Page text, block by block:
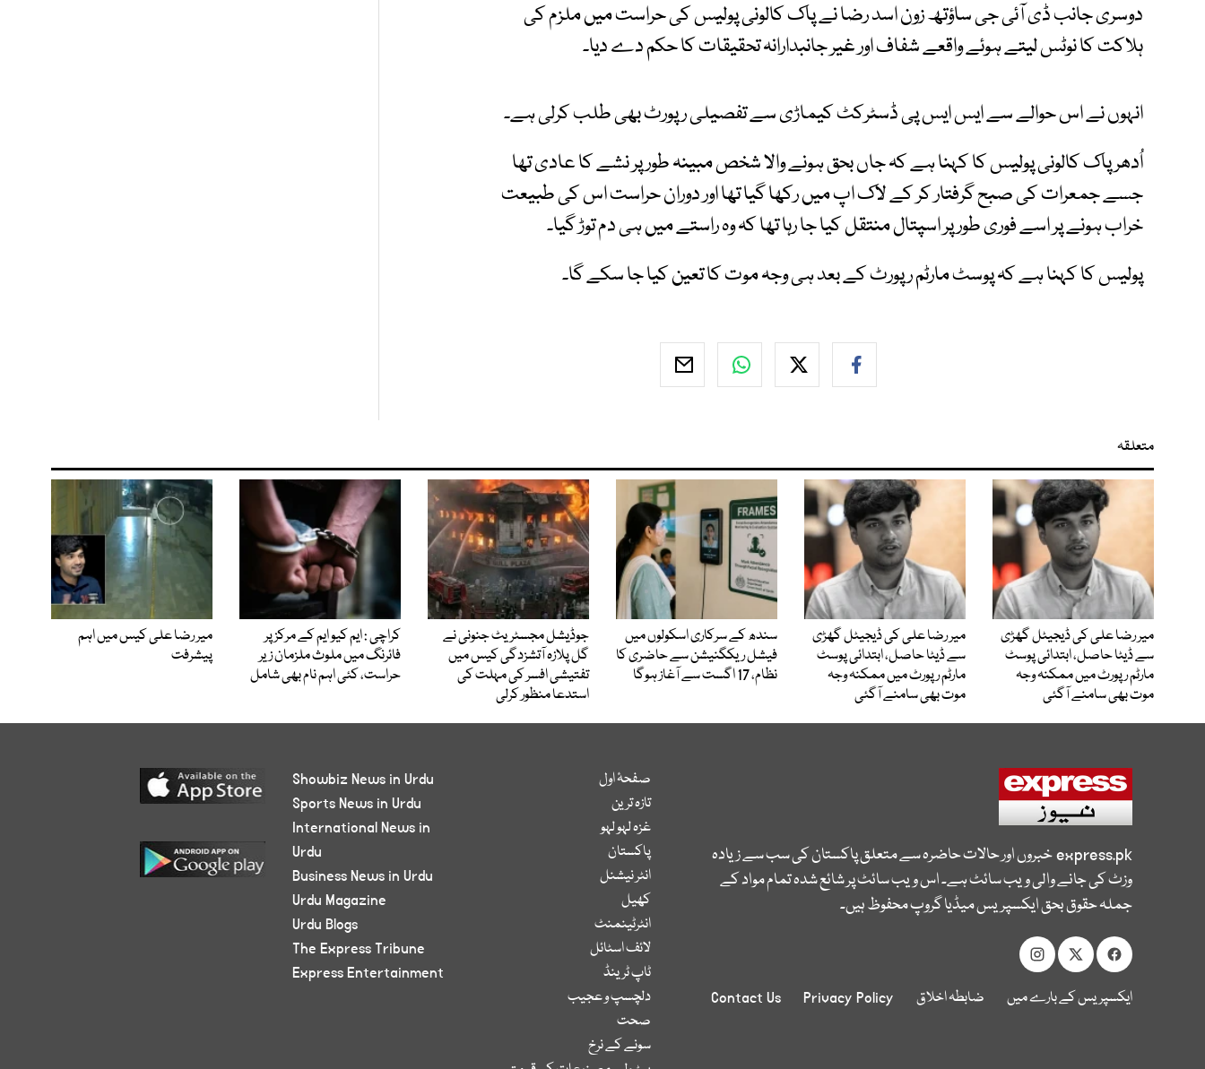
دوسری جانب ڈی آئی جی ساؤتھ زون اسد رضا نے پاک کالونی پولیس کی حراست میں ملزم کی
ہلاکت کا نوٹس لیتے ہوئے واقعے شفاف اور غیر جانبدارانہ تحقیقات کا حکم دے دیا۔
انہوں نے اس حوالے سے ایس ایس پی ڈسٹرکٹ کیماڑی سے تفصیلی رپورٹ بھی طلب کرلی ہے۔
اُدھر پاک کالونی پولیس کا کہنا ہے کہ جاں بحق ہونے والا شخص مبینہ طور پر نشے کا عادی تھا
جسے جمعرات کی صبح گرفتار کر کے لاک اپ میں رکھا گیا تھا اور دوران حراست اس کی طبیعت
خراب ہونے پر اسے فوری طور پر اسپتال منتقل کیا جا رہا تھا کہ وہ راستے میں ہی دم توڑ گیا۔
پولیس کا کہنا ہے کہ پوسٹ مارٹم رپورٹ کے بعد ہی وجہ موت کا تعین کیا جا سکے گا۔
متعلقہ
میر رضا علی کی ڈیجیٹل گھڑی
سے ڈیٹا حاصل، ابتدائی پوسٹ
مارٹم رپورٹ میں ممکنہ وجہ
موت بھی سامنے آگئی
میر رضا علی کی ڈیجیٹل گھڑی
سے ڈیٹا حاصل، ابتدائی پوسٹ
مارٹم رپورٹ میں ممکنہ وجہ
موت بھی سامنے آگئی
سندھ کے سرکاری اسکولوں میں
فیشل ریکگنیشن سے حاضری کا
نظام، 17 اگست سے آغاز ہوگا
جوڈیشل مجسٹریٹ جنونی نے
گل پلازہ آتشزدگی کیس میں
تفتیشی افسر کی مہلت کی
استدعا منظور کرلی
کراچی : ایم کیو ایم کے مرکز پر
فائرنگ میں ملوث ملزمان زیر
حراست، کئی اہم نام بھی شامل
میر رضا علی کیس میں اہم
پیشرفت
express.pkخبروں اور حالات حاضرہ سے متعلق پاکستان کی سب سے زیادہ
وزٹ کی جانے والی ویب سائٹ ہے۔ اس ویب سائٹ پر شائع شدہ تمام مواد کے
جملہ حقوق بحق ایکسپریس میڈیا گروپ محفوظ ہیں۔
ایکسپریس کے بارے میں ضابطہ اخلاق Privacy Policy
Contact Us
صفحۂ اول
تازہ ترین
غزہ لہو لہو
پاکستان
انٹر نیشنل
کھیل
انٹرٹینمنٹ
لائف اسٹائل
ٹاپ ٹرینڈ
دلچسپ و عجیب
صحت
سونے کے نرخ
Showbiz News in Urdu
Sports News in Urdu
International News in
Urdu
Business News in Urdu
Urdu Magazine
Urdu Blogs
The Express Tribune
Express Entertainment